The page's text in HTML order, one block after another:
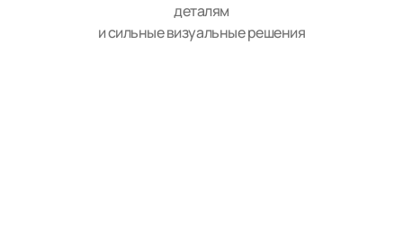
деталям
и сильные визуальные решения